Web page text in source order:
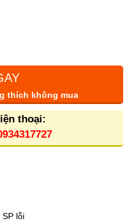
thích không mua
thoại:
lỗi